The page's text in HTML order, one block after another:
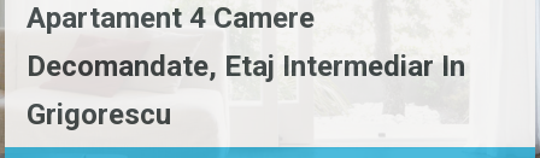
Apartament 4 Camere
Decomandate, Etaj Intermediar In
Grigorescu